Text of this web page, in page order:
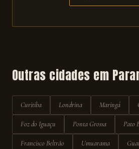
Outras cidades em
Curitiba Londrina Maringá
Foz do Iguaçu Ponta Grossa Pato
Francisco Beltrão Umuarama